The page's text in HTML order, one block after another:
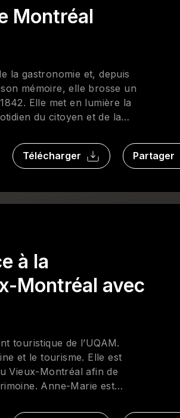
Montréal
la gastronomie et, depuis
mémoire, elle brosse un
Elle met en lumière la
du citoyen et de la
technique durant 20
elle lègue des
Télécharger Partager
à la
Montréal avec
touristique de l’UQAM.
et le tourisme. Elle est
Vieux-Montréal afin de
Anne-Marie est